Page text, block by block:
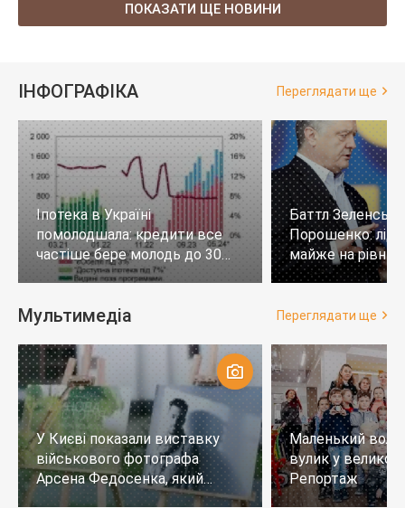
ПОКАЗАТИ ЩЕ НОВИНИ
ІНФОГРАФІКА Переглядати ще
Іпотека в Україні
помолодшала: кредити все
частіше бере молодь до 30
років
Баттл
Порошенко:
майже на
тих, хто не
Мультимедіа Переглядати ще
У Києві показали виставку
військового фотографа
Арсена Федосенка, який
загинув на війні
Маленький
вулик у
Репортаж